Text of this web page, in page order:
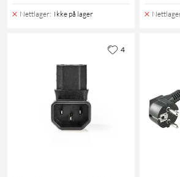
Nettlager: Ikke på lager
4